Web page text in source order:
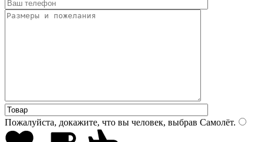
Пожалуйста, докажите, что вы человек, выбрав Самолёт.